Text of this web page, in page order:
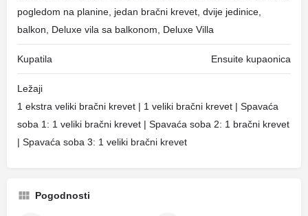
pogledom na planine, jedan bračni krevet, dvije jedinice,
balkon, Deluxe vila sa balkonom, Deluxe Villa
Kupatila Ensuite kupaonica
Ležaji
1 ekstra veliki bračni krevet | 1 veliki bračni krevet | Spavaća
soba 1: 1 veliki bračni krevet | Spavaća soba 2: 1 bračni krevet
| Spavaća soba 3: 1 veliki bračni krevet
Pogodnosti